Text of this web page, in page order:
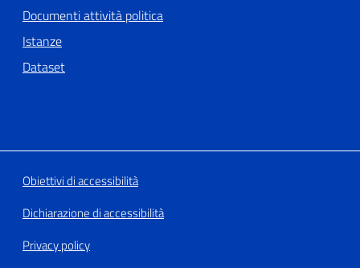
Documenti attività politica
Istanze
Dataset
Obiettivi di accessibilità
Dichiarazione di accessibilità
Privacy policy